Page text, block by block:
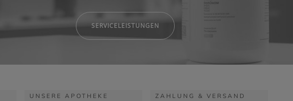
SERVICELEISTUNGEN
UNSERE APOTHEKE ZAHLUNG & VERSAND